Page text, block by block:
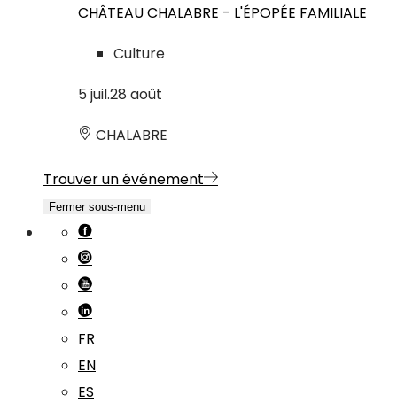
CHÂTEAU CHALABRE - L'ÉPOPÉE FAMILIALE
Culture
5 juil.28 août
CHALABRE
Trouver un événement
Fermer sous-menu
FR
EN
ES